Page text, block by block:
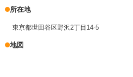
所在地
東京都世田谷区野沢2丁目14-5
地図